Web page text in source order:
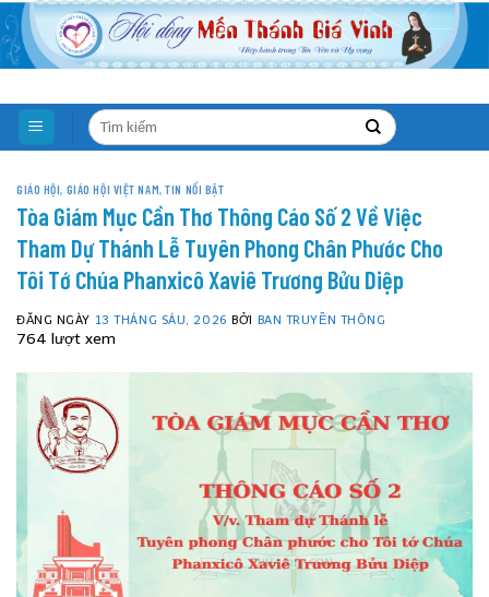
Skip
to
content
GIÁO HỘI, GIÁO HỘI VIỆT NAM,TIN NỔI BẬT
Tòa Giám Mục Cần Thơ Thông Cáo Số 2 Về Việc
Tham Dự Thánh Lễ Tuyên Phong Chân Phước Cho
Tôi Tớ Chúa Phanxicô Xaviê Trương Bửu Diệp
ĐĂNG NGÀY 13 THÁNG SÁU, 2026 BỞI BAN TRUYỀN THÔNG
764 lượt xem